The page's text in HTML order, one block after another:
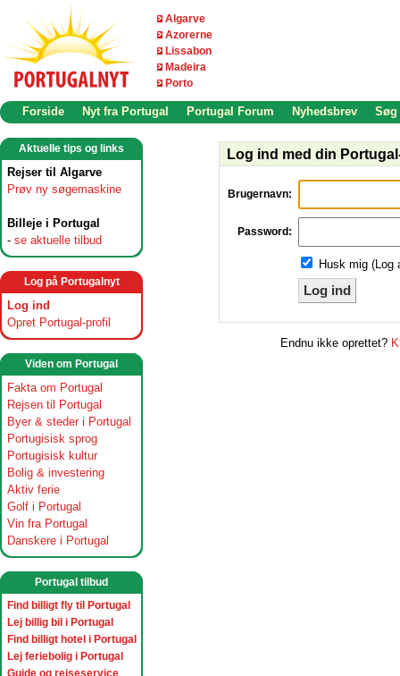
Algarve
Azorerne
Lissabon
Madeira
Porto
Forside Nyt fra Portugal Portugal Forum Nyhedsbrev Søg
Aktuelle tips og links
Rejser til Algarve
Prøv ny søgemaskine
Billeje i Portugal
- se aktuelle tilbud
Log på Portugalnyt
Log ind
Opret Portugal-profil
Viden om Portugal
Fakta om Portugal
Rejsen til Portugal
Byer & steder i Portugal
Portugisisk sprog
Portugisisk kultur
Bolig & investering
Aktiv ferie
Golf i Portugal
Vin fra Portugal
Danskere i Portugal
Portugal tilbud
Find billigt fly til Portugal
Lej billig bil i Portugal
Find billigt hotel i Portugal
Lej feriebolig i Portugal
Guide og rejseservice
Log ind med din
Brugernavn:
Password:
Husk mig (Log
Log ind
Endnu ikke oprettet?